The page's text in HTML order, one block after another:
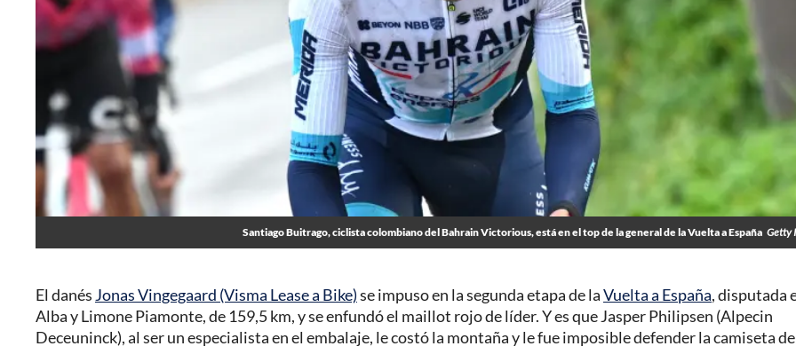
Santiago Buitrago, ciclista colombiano del Bahrain Victorious, está en el top de la general de la Vuelta a España Getty
El danés Jonas Vingegaard (Visma Lease a Bike)se impuso en la segunda etapa de laVuelta a España, disputada
Alba y Limone Piamonte, de 159,5 km, y se enfundó el maillot rojo de líder. Y es que Jasper Philipsen (Alpecin
Deceuninck), al ser un especialista en el embalaje, le costó la montaña y le fue imposible defender la camiseta